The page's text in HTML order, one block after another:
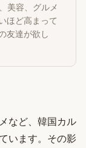
美容、グルメ
ほど高まって
友達が欲し
など、韓国カル
います。その影